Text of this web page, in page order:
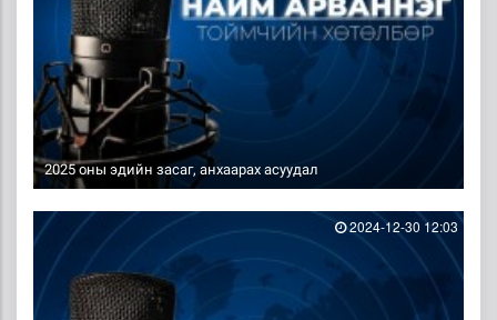
2025 оны эдийн засаг, анхаарах асуудал
2024-12-30 12:03